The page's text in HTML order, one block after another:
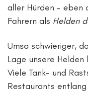
aller Hürden – eben
Fahrern als Helden
Umso schwieriger,
Lage unsere
Viele Tank- und
Restaurants